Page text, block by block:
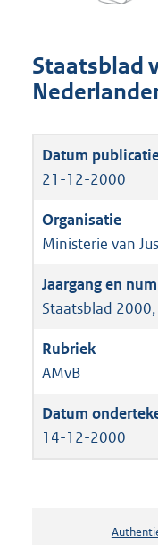
Staatsblad
21-12-2000
Ministerie van
Staatsblad
AMvB
14-12-2000